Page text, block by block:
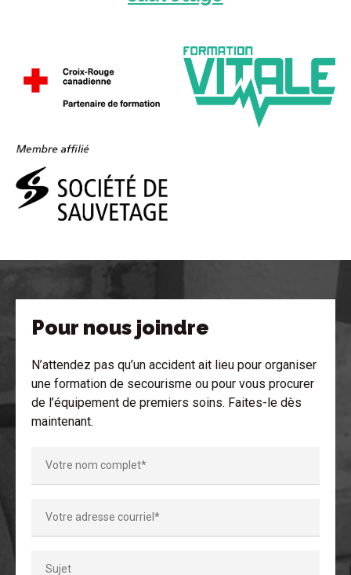
Pour nous joindre
N’attendez pas qu’un accident ait lieu pour organiser
une formation de secourisme ou pour vous procurer
de l’équipement de premiers soins. Faites-le dès
maintenant.